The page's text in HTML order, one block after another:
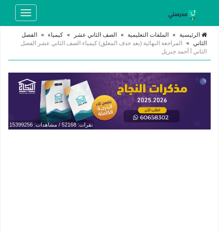
Toggle
الرئيسية » الملفات التعليمية » الصف الثاني عشر » كيمياء »
الفصل
الثاني »
المراجعة النهائية (بعد حذف المعلق) كيمياء الصف الثاني عشر الفصل
الثاني أ أحمد جبريل
نقرات: 52168 / مشاهدات: 15399256